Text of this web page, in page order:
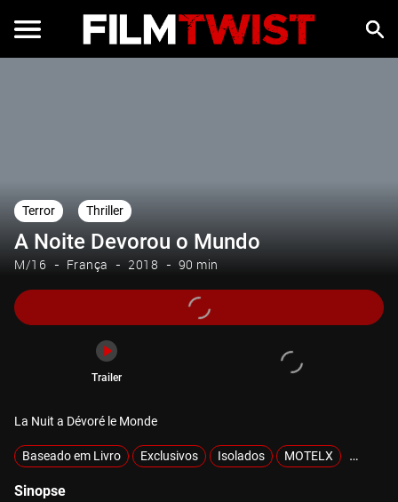
Terror Thriller
A Noite Devorou o Mundo
M/16 França 2018 90 min
Trailer
La Nuit a Dévoré le Monde
Baseado em Livro Exclusivos Isolados MOTELX
Sinopse